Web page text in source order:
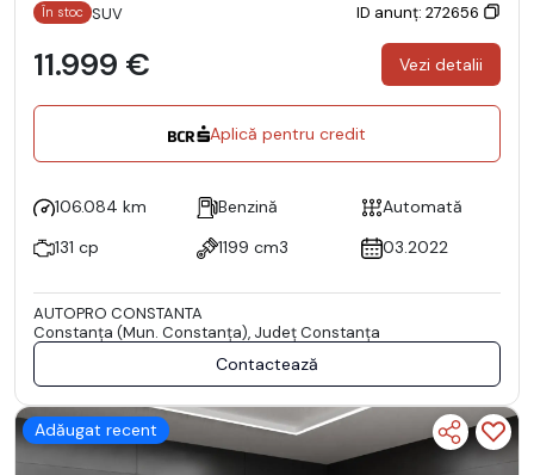
În stoc SUV ID anunț: 272656
11.999 € Vezi detalii
Aplică pentru credit
106.084 km Benzină
Automată
131 cp
1199 cm3 03.2022
AUTOPRO CONSTANTA
Constanţa (Mun. Constanţa), Județ Constanţa
Contactează
Adăugat recent